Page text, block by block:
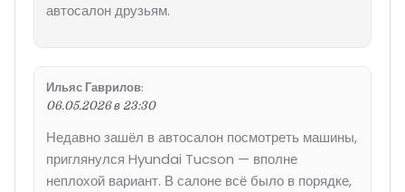
автосалон друзьям.
Ильяс Гаврилов:
06.05.2026 в 23:30
Недавно зашёл в автосалон посмотреть машины,
приглянулся Hyundai Tucson — вполне
неплохой вариант. В салоне всё было в порядке,